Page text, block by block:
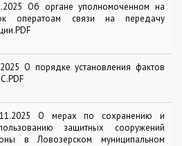
Об органе уполномоченном на
оператоам связи на передачу
О порядке установления фактов
О мерах по сохранению и
защитных сооружений
в Ловозерском муниципальном